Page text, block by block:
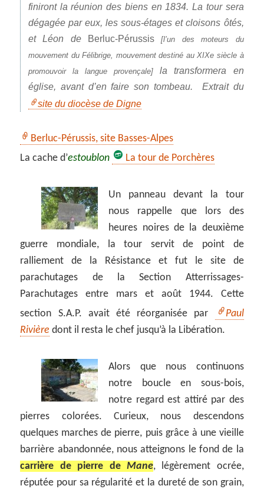
finiront la réunion des biens en 1834. La tour sera
dégagée par eux, les sous-étages et cloisons ôtés,
et Léon de Berluc-Pérussis
[l’un des moteurs du
mouvement du Félibrige, mouvement destiné au XIXe siècle à
promouvoir la langue provençale]
la transformera en
église, avant d’en faire son tombeau. Extrait du
site du diocèse de Digne
Berluc-Pérussis, site Basses-Alpes
La cache d’estoublon La tour de Porchères
Un panneau devant la tour
nous rappelle que lors des
heures noires de la deuxième
guerre mondiale, la tour servit de point de
ralliement de la Résistance et fut le site de
parachutages de la Section Atterrissages-
Parachutages entre mars et août 1944. Cette
section S.A.P. avait été réorganisée par
Paul
Rivière dont il resta le chef jusqu’à la Libération.
Alors que nous continuons
notre boucle en sous-bois,
notre regard est attiré par des
pierres colorées. Curieux, nous descendons
quelques marches de pierre, puis grâce à une vieille
barrière abandonnée, nous atteignons le fond de la
carrière de pierre de Mane, légèrement ocrée,
réputée pour sa régularité et la dureté de son grain,